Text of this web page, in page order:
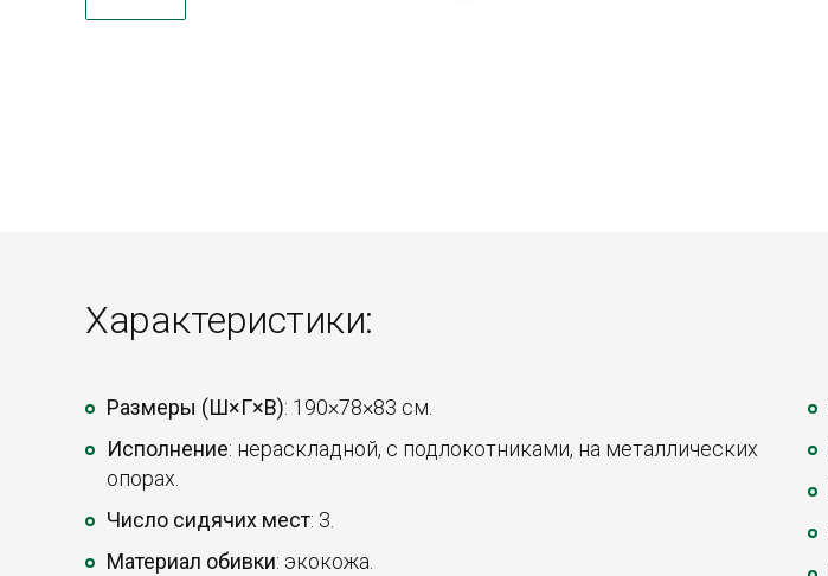
Характеристики:
Размеры (Ш×Г×В): 190×78×83 см.
Исполнение: нераскладной, с подлокотниками, на металлических
опорах.
Число сидячих мест: 3.
Материал обивки: экокожа.